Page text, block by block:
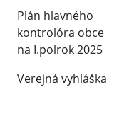
Plán hlavného
kontrolóra obce
na I.polrok 2025
Verejná vyhláška